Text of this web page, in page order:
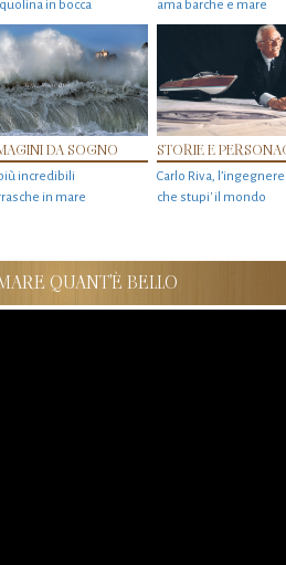
in bocca
ama barche e mare
DA SOGNO
incredibili
in mare
STORIE E
Carlo Riva, l’ingegnere
che stupi' il mondo
QUANT'È BELLO